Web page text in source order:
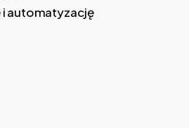
automatyzację